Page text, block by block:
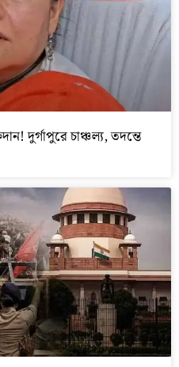
দুর্গাপুরে চাঞ্চল্য, তদন্তে